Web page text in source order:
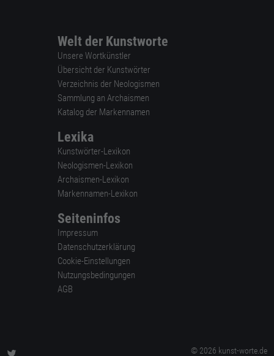
Welt der Kunstworte
Unsere Wortkünstler
Übersicht der Kunstwörter
Verzeichnis der Neologismen
Sammlung an Archaismen
Katalog der Markennamen
Lexika
Kunstwörter-Lexikon
Neologismen-Lexikon
Archaismen-Lexikon
Markennamen-Lexikon
Seiteninfos
Impressum
Datenschutzerklärung
Cookie-Einstellungen
Nutzungsbedingungen
AGB
© 2026 kunst-worte.de